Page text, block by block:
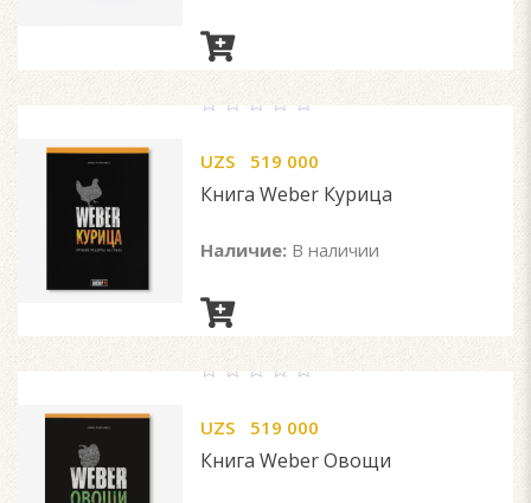
of
UZS 519 000
Книга Weber Курица
Наличие: В наличии
of
UZS 519 000
Книга Weber Овощи